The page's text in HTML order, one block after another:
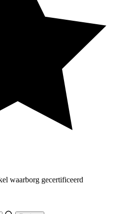
waarborg gecertificeerd